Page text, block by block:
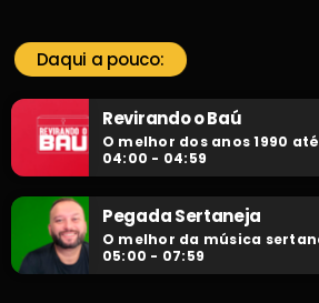
Daqui a pouco:
Revirando o Baú
O melhor dos anos 1990 até
04:00 - 04:59
Pegada Sertaneja
O melhor da música
05:00 - 07:59